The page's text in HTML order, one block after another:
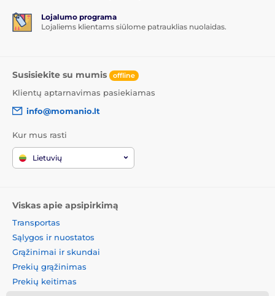
Lojalumo programa
Lojaliems klientams siūlome patrauklias nuolaidas.
Susisiekite su mumis offline
Klientų aptarnavimas pasiekiamas
info@momanio.lt
Kur mus rasti
Lietuvių
Viskas apie apsipirkimą
Transportas
Sąlygos ir nuostatos
Grąžinimai ir skundai
Prekių grąžinimas
Prekių keitimas